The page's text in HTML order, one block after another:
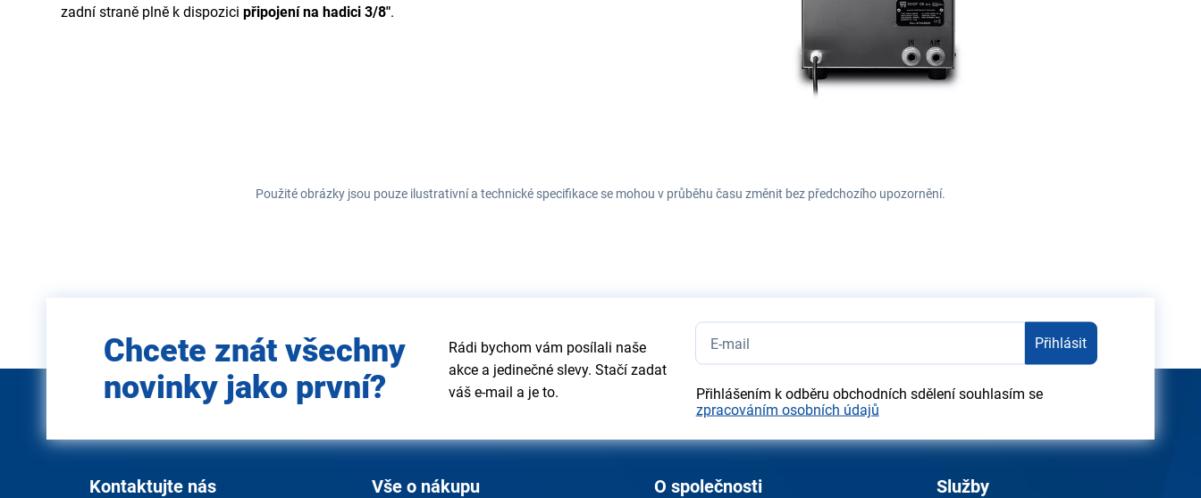
zadní straně plně k dispozici připojení na hadici 3/8".
Použité obrázky jsou pouze ilustrativní a technické specifikace se mohou v průběhu času změnit bez předchozího upozornění.
e-mail
Chcete znát všechny
novinky jako první?
Rádi bychom vám posílali naše
akce a jedinečné slevy. Stačí zadat
váš e-mail a je to.
Přihlásit
Přihlášením k odběru obchodních sdělení souhlasím se
zpracováním osobních údajů
Kontaktujte nás Vše o nákupu O společnosti Služby